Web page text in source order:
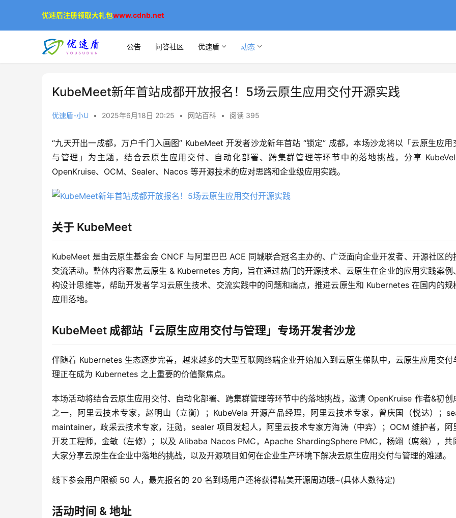
公告 问答社区 优速盾 动态
KubeMeet新年首站成都开放报名！5场云原生应用交付开源实践
优速盾-小U • 2025年6月18日 20:25 • 网站百科 • 阅读 395
“九天开出一成都，万户千门入画图” KubeMeet 开发者沙龙新年首站 “锁定” 成都，本场沙龙将以「云原生应用
与管理」为主题，结合云原生应用交付、自动化部署、跨集群管理等环节中的落地挑战，分享
OpenKruise、OCM、Sealer、Nacos 等开源技术的应对思路和企业级应用实践。
关于 KubeMeet
KubeMeet 是由云原生基金会 CNCF 与阿里巴巴 ACE 同城联合冠名主办的、广泛面向企业开发者、开源社区的
交流活动。整体内容聚焦云原生 & Kubernetes 方向，旨在通过热门的开源技术、云原生在企业的应用实践案例
构设计思维等，帮助开发者学习云原生技术、交流实践中的问题和痛点，推进云原生和 Kubernetes 在国内的规
应用落地。
KubeMeet 成都站「云原生应用交付与管理」专场开发者沙龙
伴随着 Kubernetes 生态逐步完善，越来越多的大型互联网终端企业开始加入到云原生梯队中，云原生应用交付
理正在成为 Kubernetes 之上重要的价值聚焦点。
本场活动将结合云原生应用交付、自动化部署、跨集群管理等环节中的落地挑战，邀请 OpenKruise 作者&初创
之一，阿里云技术专家，赵明山（立衡）；KubeVela 开源产品经理，阿里云技术专家，曾庆国（悦达）；
maintainer，政采云技术专家，汪勋，sealer 项目发起人，阿里云技术专家方海涛（中弈）；OCM 维护者，阿
开发工程师，金敏（左修）；以及 Alibaba Nacos PMC，Apache ShardingSphere PMC，杨翊（席翁），共
大家分享云原生在企业中落地的挑战，以及开源项目如何在企业生产环境下解决云原生应用交付与管理的难题。
线下参会用户限额 50 人，最先报名的 20 名到场用户还将获得精美开源周边哦~(具体人数待定)
活动时间 & 地址
优速盾注册领取大礼包www.cdnb.net